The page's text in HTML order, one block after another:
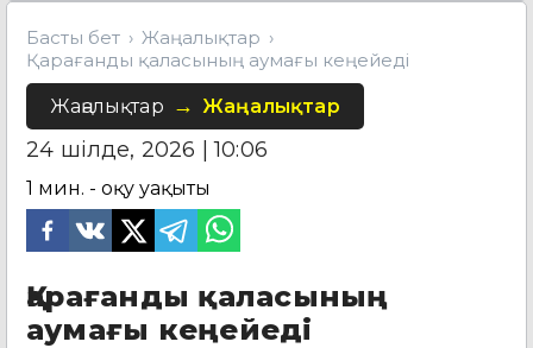
Басты бет
Жаңалықтар
Қарағанды қаласының аумағы кеңейеді
Жаңалықтар Жаңалықтар
24 шілде, 2026 | 10:06
1 мин. - оқу уақыты
Қарағанды қаласының
аумағы кеңейеді